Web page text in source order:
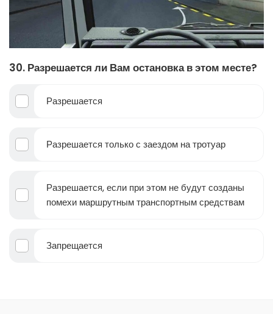
30. Разрешается ли Вам остановка в этом месте?
Разрешается
Разрешается только с заездом на тротуар
Разрешается, если при этом не будут созданы
помехи маршрутным транспортным средствам
Запрещается